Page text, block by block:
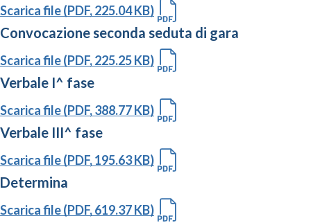
Scarica file (PDF, 225.04 KB)
Convocazione seconda seduta di gara
Scarica file (PDF, 225.25 KB)
Verbale I^ fase
Scarica file (PDF, 388.77 KB)
Verbale III^ fase
Scarica file (PDF, 195.63 KB)
Determina
Scarica file (PDF, 619.37 KB)